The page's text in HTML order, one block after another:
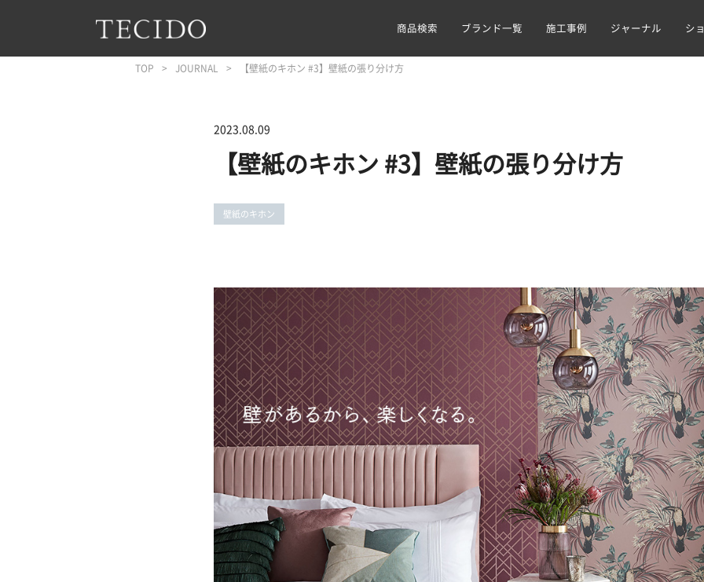
メインナビゲーションへジャンプ
メインコンテンツへジャンプ
フッターへジャンプ 商品検索 ブランド一覧 施工事例 ジャーナル シ
TOP JOURNAL 【壁紙のキホン #3】壁紙の張り分け方
2023.08.09
【壁紙のキホン #3】壁紙の張り分け方
壁紙のキホン